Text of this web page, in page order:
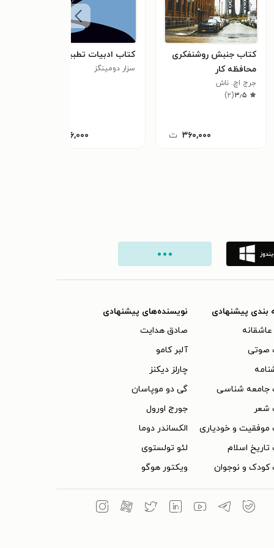
کتاب جنبش روشنفکری
محافظه کار
جرج اچ. ناش
۳٫۵(۲)
۳۶۰,۰۰۰ ت
کتاب ادبیات تطبیقی
سزار دومینگز
۱۵۶,۰۰۰
بندی پیشنهادی
صوتی
جامعه شناسی
شعر
موفقیت و خودیاری
اسلام
کودک و نوجوان
نویسنده‌های پیشنهادی
صادق هدایت
آلبر کامو
چارلز دیکنز
گی دو موپاسان
جورج اورول
الکساندر دوما
لئو تولستوی
ویکتور هوگو